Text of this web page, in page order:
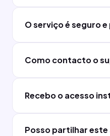
O serviço é seguro
Como contacto o
Recebo o acesso
Posso partilhar este